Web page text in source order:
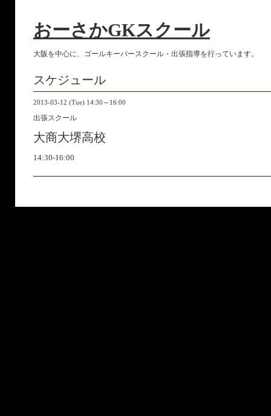
おーさかGKスクール
大阪を中心に、ゴールキーパースクール・出張指導を行っています。
スケジュール
2013-03-12 (Tue) 14:30～16:00
出張スクール
大商大堺高校
14:30-16:00